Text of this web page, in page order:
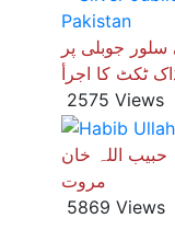
جوبلی پر
ٹکٹ کا اجرأ
2575 Views
اللہ خان
مروت
5869 Views